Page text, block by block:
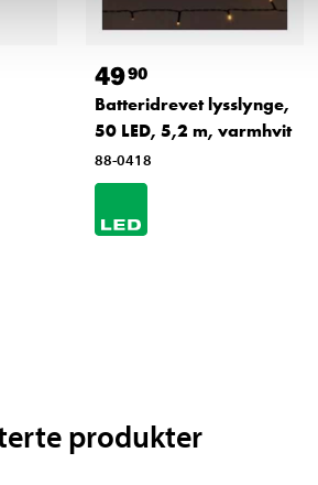
4990
Batteridrevet lysslynge,
50 LED, 5,2 m, varmhvit
88-0418
produkter